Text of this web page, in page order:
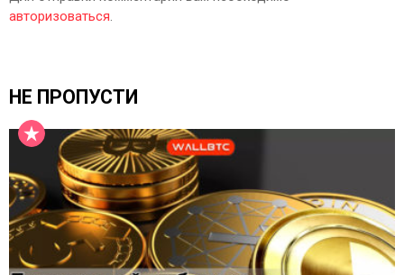
авторизоваться.
НЕ ПРОПУСТИ